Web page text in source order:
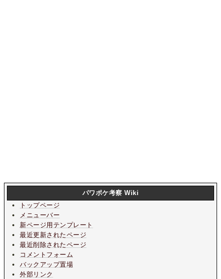
パワポケ考察 Wiki
トップページ
メニューバー
新ページ用テンプレート
最近更新されたページ
最近削除されたページ
コメントフォーム
バックアップ置場
外部リンク